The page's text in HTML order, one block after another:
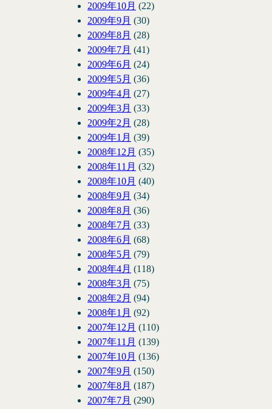
2009年10月 (22)
2009年9月 (30)
2009年8月 (28)
2009年7月 (41)
2009年6月 (24)
2009年5月 (36)
2009年4月 (27)
2009年3月 (33)
2009年2月 (28)
2009年1月 (39)
2008年12月 (35)
2008年11月 (32)
2008年10月 (40)
2008年9月 (34)
2008年8月 (36)
2008年7月 (33)
2008年6月 (68)
2008年5月 (79)
2008年4月 (118)
2008年3月 (75)
2008年2月 (94)
2008年1月 (92)
2007年12月 (110)
2007年11月 (139)
2007年10月 (136)
2007年9月 (150)
2007年8月 (187)
2007年7月 (290)